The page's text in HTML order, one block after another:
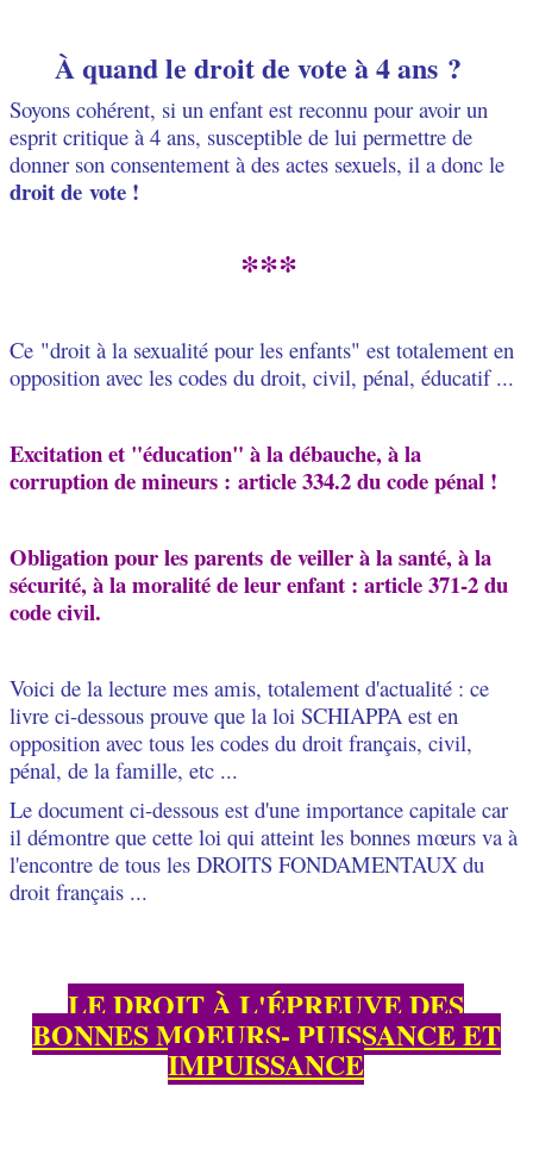
À quand le droit de vote à 4 ans ?
Soyons cohérent, si un enfant est reconnu pour avoir un
esprit critique à 4 ans, susceptible de lui permettre de
donner son consentement à des actes sexuels, il a donc le
droit de vote !
***
Ce "droit à la sexualité pour les enfants" est totalement en
opposition avec les codes du droit, civil, pénal, éducatif ...
Excitation et "éducation" à la débauche, à la
corruption de mineurs :article 334.2 du code pénal !
Obligation pour les parents de veiller à la santé, à la
sécurité, à la moralité de leur enfant : article 371-2 du
code civil.
Voici de la lecture mes amis, totalement d'actualité : ce
livre ci-dessous prouve que la loi SCHIAPPA est en
opposition avec tous les codes du droit français, civil,
pénal, de la famille, etc ...
Le document ci-dessous est d'une importance capitale car
il démontre que cette loi qui atteint les bonnes mœurs va à
l'encontre de tous les DROITS FONDAMENTAUX du
droit français ...
LE DROIT À L'ÉPREUVE DES
BONNES MOEURS- PUISSANCE ET
IMPUISSANCE